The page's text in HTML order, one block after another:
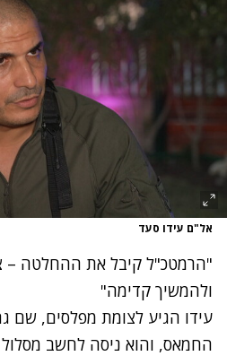
אל"ם עידו סעד
"הרמטכ"ל קיבל את ההחלטה –
ולהמשיך קדימה"
עידו הגיע לצומת מפלסים, שם
החמאס, והוא ניסה לחשב